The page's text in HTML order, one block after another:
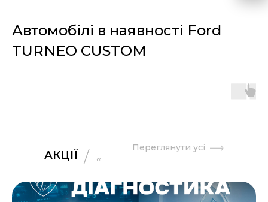
Автомобілі в наявності Ford
TURNEO CUSTOM
01
АКЦІЇ
Переглянути усі